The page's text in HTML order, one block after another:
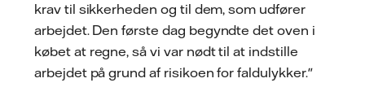
krav til sikkerheden og til dem, som udfører
arbejdet. Den første dag begyndte det oven i
købet at regne, så vi var nødt til at indstille
arbejdet på grund af risikoen for faldulykker."